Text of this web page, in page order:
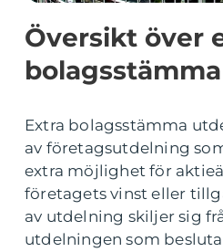
Översikt över
Extra bolagsstämma
av företagsutdelning
extra möjlighet för
företagets vinst eller
av utdelning skiljer sig
utdelningen som